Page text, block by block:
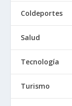
Coldeportes
Salud
Tecnología
Turismo